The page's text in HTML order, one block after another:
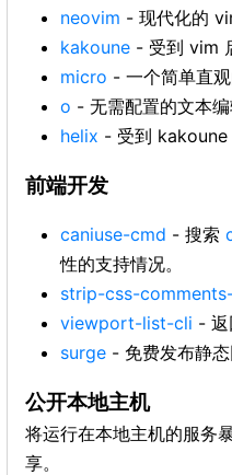
neovim - 现代化的
kakoune - 受到 vim
micro - 一个简单直观
o - 无需配置的文本编
helix - 受到 kakoune
前端开发
caniuse-cmd - 搜索
性的支持情况。
strip-css-
viewport-list-cli - 返
surge - 免费发布静态
公开本地主机
将运行在本地主机的服务
享。